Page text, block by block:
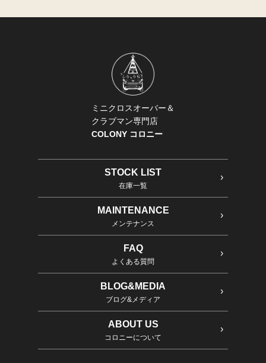
ミニクロスオーバー＆
クラブマン専門店
COLONY コロニー
STOCK LIST
在庫一覧
MAINTENANCE
メンテナンス
FAQ
よくある質問
BLOG&MEDIA
ブログ&メディア
ABOUT US
コロニーについて